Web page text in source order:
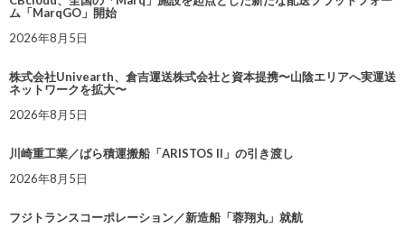
ム「MarqGO」開始
2026年8月5日
株式会社Univearth、倉吉運送株式会社と資本提携〜山陰エリアへ実運送
ネットワークを拡大〜
2026年8月5日
川崎重工業／ばら積運搬船「ARISTOS II」の引き渡し
2026年8月5日
フジトランスコーポレーション／新造船「蓉翔丸」就航